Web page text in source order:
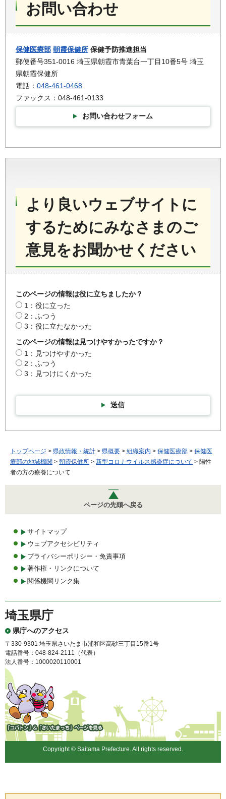
お問い合わせ
保健医療部 朝霞保健所 保健予防推進担当
郵便番号351-0016 埼玉県朝霞市青葉台一丁目10番5号 埼玉
県朝霞保健所
電話： 048-461-0468
ファックス：048-461-0133
お問い合わせフォーム
より良いウェブサイトに
するためにみなさまのご
意見をお聞かせください
このページの情報は役に立ちましたか？
1：役に立った
2：ふつう
3：役に立たなかった
このページの情報は見つけやすかったですか？
1：見つけやすかった
2：ふつう
3：見つけにくかった
送信
トップページ > 県政情報・統計 > 県概要 > 組織案内 > 保健医療部 > 保健医
療部の地域機関 > 朝霞保健所 > 新型コロナウイルス感染症について > 陽性
者の方の療養について
ページの先頭へ戻る
サイトマップ
ウェブアクセシビリティ
プライバシーポリシー・免責事項
著作権・リンクについて
関係機関リンク集
埼玉県庁
県庁へのアクセス
〒330-9301 埼玉県さいたま市浦和区高砂三丁目15番1号
電話番号：048-824-2111（代表）
法人番号：1000020110001
「コバトン」&「さいたまっ
ち」
Copyright © Saitama Prefecture. All rights reserved.